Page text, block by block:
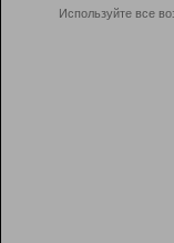
Используйте все